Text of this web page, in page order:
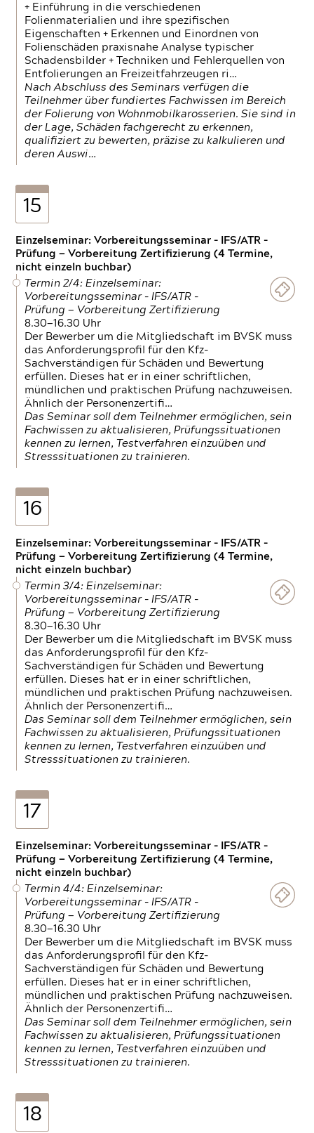
+ Einführung in die verschiedenen
Folienmaterialien und ihre spezifischen
Eigenschaften + Erkennen und Einordnen von
Folienschäden praxisnahe Analyse typischer
Schadensbilder + Techniken und Fehlerquellen von
Entfolierungen an Freizeitfahrzeugen ri…
Nach Abschluss des Seminars verfügen die
Teilnehmer über fundiertes Fachwissen im Bereich
der Folierung von Wohnmobilkarosserien. Sie sind in
der Lage, Schäden fachgerecht zu erkennen,
qualifiziert zu bewerten, präzise zu kalkulieren und
deren Auswi…
15
Einzelseminar: Vorbereitungsseminar - IFS/ATR -
Prüfung — Vorbereitung Zertifizierung (4 Termine,
nicht einzeln buchbar)
Termin 2/4: Einzelseminar:
Vorbereitungsseminar - IFS/ATR -
Prüfung — Vorbereitung Zertifizierung
8.30—16.30 Uhr
Der Bewerber um die Mitgliedschaft im BVSK muss
das Anforderungsprofil für den Kfz-
Sachverständigen für Schäden und Bewertung
erfüllen. Dieses hat er in einer schriftlichen,
mündlichen und praktischen Prüfung nachzuweisen.
Ähnlich der Personenzertifi…
Das Seminar soll dem Teilnehmer ermöglichen, sein
Fachwissen zu aktualisieren, Prüfungssituationen
kennen zu lernen, Testverfahren einzuüben und
Stresssituationen zu trainieren.
16
Einzelseminar: Vorbereitungsseminar - IFS/ATR -
Prüfung — Vorbereitung Zertifizierung (4 Termine,
nicht einzeln buchbar)
Termin 3/4: Einzelseminar:
Vorbereitungsseminar - IFS/ATR -
Prüfung — Vorbereitung Zertifizierung
8.30—16.30 Uhr
Der Bewerber um die Mitgliedschaft im BVSK muss
das Anforderungsprofil für den Kfz-
Sachverständigen für Schäden und Bewertung
erfüllen. Dieses hat er in einer schriftlichen,
mündlichen und praktischen Prüfung nachzuweisen.
Ähnlich der Personenzertifi…
Das Seminar soll dem Teilnehmer ermöglichen, sein
Fachwissen zu aktualisieren, Prüfungssituationen
kennen zu lernen, Testverfahren einzuüben und
Stresssituationen zu trainieren.
17
Einzelseminar: Vorbereitungsseminar - IFS/ATR -
Prüfung — Vorbereitung Zertifizierung (4 Termine,
nicht einzeln buchbar)
Termin 4/4: Einzelseminar:
Vorbereitungsseminar - IFS/ATR -
Prüfung — Vorbereitung Zertifizierung
8.30—16.30 Uhr
Der Bewerber um die Mitgliedschaft im BVSK muss
das Anforderungsprofil für den Kfz-
Sachverständigen für Schäden und Bewertung
erfüllen. Dieses hat er in einer schriftlichen,
mündlichen und praktischen Prüfung nachzuweisen.
Ähnlich der Personenzertifi…
Das Seminar soll dem Teilnehmer ermöglichen, sein
Fachwissen zu aktualisieren, Prüfungssituationen
kennen zu lernen, Testverfahren einzuüben und
Stresssituationen zu trainieren.
18